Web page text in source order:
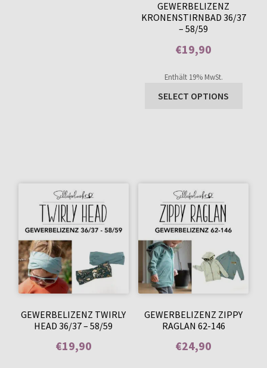
GEWERBELIZENZ
KRONENSTIRNBAD 36/37
– 58/59
€19,90
Enthält 19% MwSt.
SELECT OPTIONS
GEWERBELIZENZ TWIRLY
HEAD 36/37 – 58/59
€19,90
GEWERBELIZENZ ZIPPY
RAGLAN 62-146
€24,90